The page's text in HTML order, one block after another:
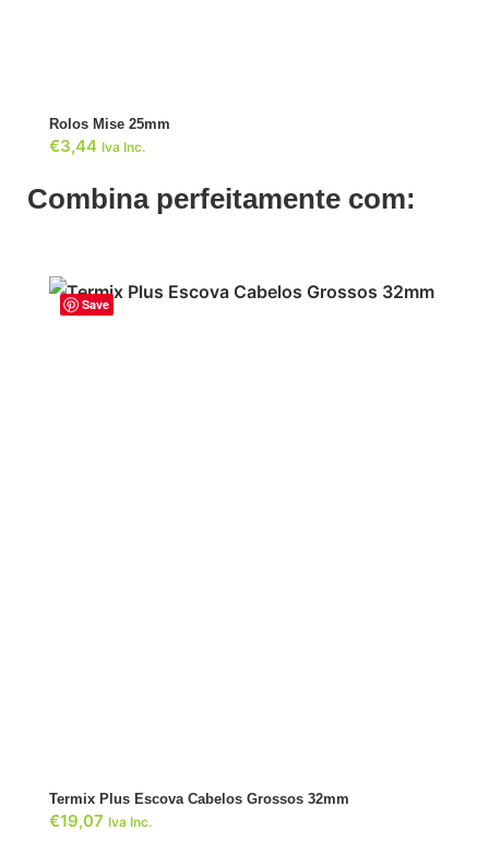
Rolos Mise 25mm
€3,44 Iva Inc.
Combina perfeitamente com:
Save
Termix Plus Escova Cabelos Grossos 32mm
€19,07 Iva Inc.